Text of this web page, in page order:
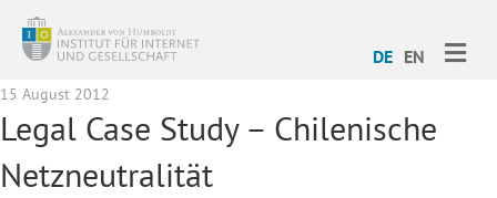
DE EN
15 August 2012
Legal Case Study – Chilenische
Netzneutralität